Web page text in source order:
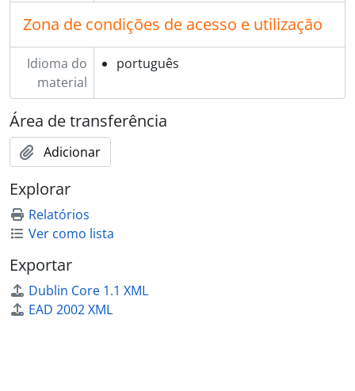
Zona de condições de acesso e utilização
Idioma do
material
português
Área de transferência
Adicionar
Explorar
Relatórios
Ver como lista
Exportar
Dublin Core 1.1 XML
EAD 2002 XML